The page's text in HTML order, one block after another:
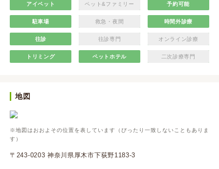
アイペット ペット&ファミリー 予約可能
駐車場 救急・夜間 時間外診療
往診 往診専門 オンライン診療
トリミング ペットホテル 二次診療専門
地図
※地図はおおよその位置を表しています（ぴったり一致しないこともありま
す）
〒243-0203 神奈川県厚木市下荻野1183-3